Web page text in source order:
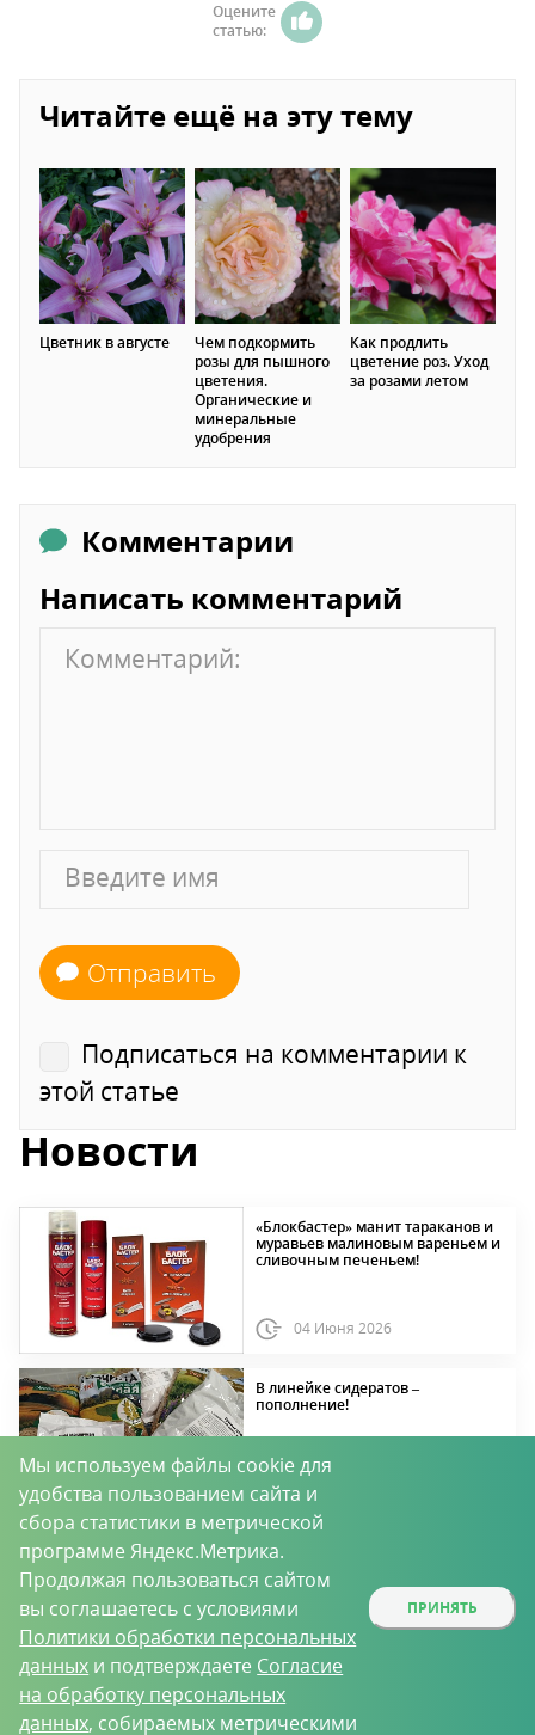
Оцените
статью:
Читайте ещё на эту тему
Цветник в августе
Чем подкормить
розы для пышного
цветения.
Органические и
минеральные
удобрения
Как продлить
цветение роз. Уход
за розами летом
Комментарии
Написать комментарий
Отправить
Подписаться на комментарии к
этой статье
Новости
«Блокбастер» манит тараканов и
муравьев малиновым вареньем и
сливочным печеньем!
04 Июня 2026
В линейке сидератов –
пополнение!
04 Июня 2026
«Белисса» — ухаживающий
«крем» для плодовых деревьев
(новая упаковка 5 кг)
22 Апреля 2026
Впереди — томат Быстренок F1 и
огурец Курносик F1!
Мы используем файлы cookie для
удобства пользованием сайта и
сбора статистики в метрической
программе Яндекс.Метрика.
Продолжая пользоваться сайтом
вы соглашаетесь с условиями
Политики обработки персональных
данных и подтверждаете Согласие
на обработку персональных
данных, собираемых метрическими
ПРИНЯТЬ